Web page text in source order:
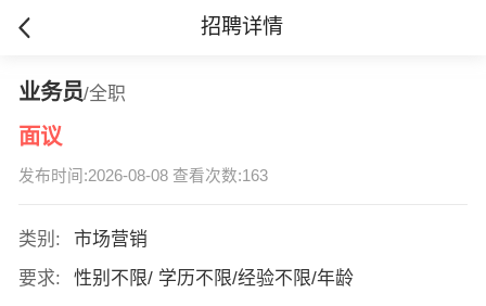
招聘详情
业务员/全职
面议
发布时间:2026-08-08 查看次数:163
类别:
市场营销
要求:
性别不限/ 学历不限/经验不限/年龄